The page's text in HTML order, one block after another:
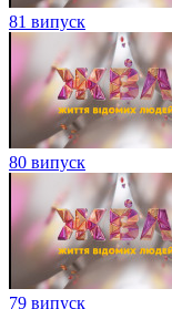
81 випуск
80 випуск
79 випуск